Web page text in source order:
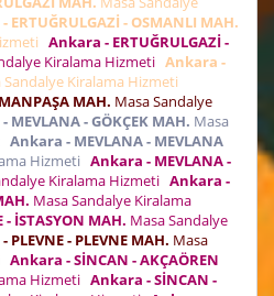
ERTUĞRULGAZİ - OSMANLI MAH.
Ankara - ERTUĞRULGAZİ -
Kiralama Hizmeti Ankara -
Sandalye Kiralama Hizmeti
MAH. Masa Sandalye
MEVLANA - GÖKÇEK MAH. Masa
Ankara - MEVLANA - MEVLANA
Hizmeti Ankara - MEVLANA -
Kiralama Hizmeti Ankara -
Masa Sandalye Kiralama
İSTASYON MAH. Masa Sandalye
PLEVNE - PLEVNE MAH. Masa
Ankara - SİNCAN - AKÇAÖREN
Hizmeti Ankara - SİNCAN -